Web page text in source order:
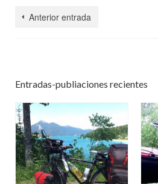
Anterior entrada
Entradas-publiaciones recientes